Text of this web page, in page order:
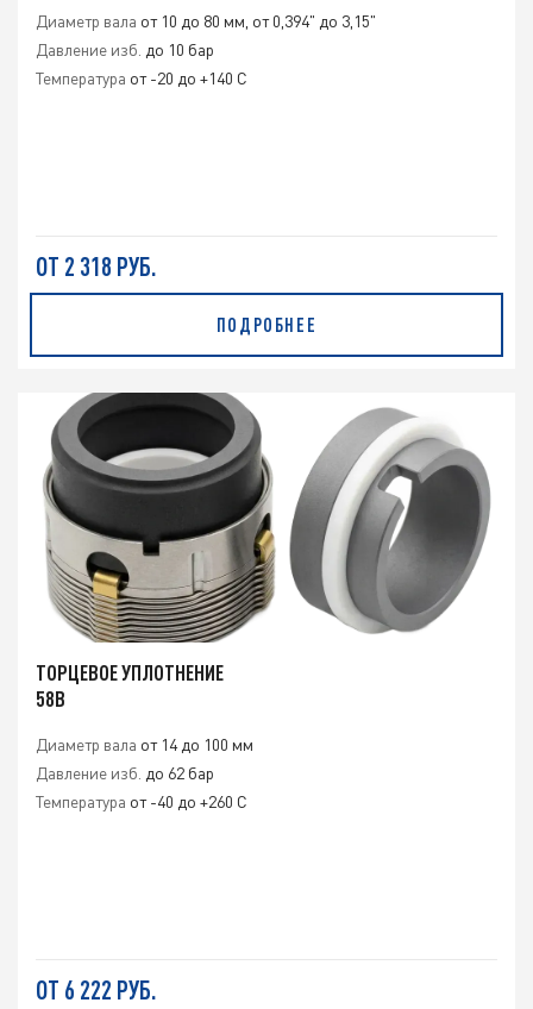
Диаметр вала от 10 до 80 мм, от 0,394" до 3,15"
Давление изб. до 10 бар
Температура от -20 до +140 С
ОТ 2 318 РУБ.
ПОДРОБНЕЕ
ТОРЦЕВОЕ УПЛОТНЕНИЕ
58B
Диаметр вала от 14 до 100 мм
Давление изб. до 62 бар
Температура от -40 до +260 С
ОТ 6 222 РУБ.